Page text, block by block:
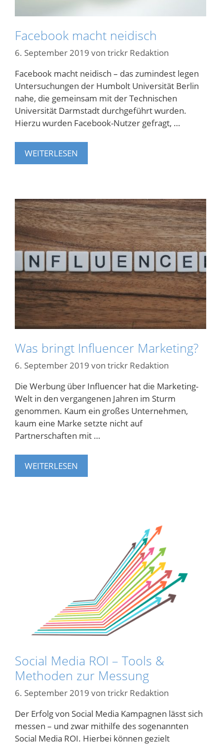
Facebook macht neidisch
6. September 2019 von trickr Redaktion
Facebook macht neidisch – das zumindest legen
Untersuchungen der Humbolt Universität Berlin
nahe, die gemeinsam mit der Technischen
Universität Darmstadt durchgeführt wurden.
Hierzu wurden Facebook-Nutzer gefragt, …
WEITERLESEN
Was bringt Influencer Marketing?
6. September 2019 von trickr Redaktion
Die Werbung über Influencer hat die Marketing-
Welt in den vergangenen Jahren im Sturm
genommen. Kaum ein großes Unternehmen,
kaum eine Marke setzte nicht auf
Partnerschaften mit …
WEITERLESEN
Social Media ROI – Tools &
Methoden zur Messung
6. September 2019 von trickr Redaktion
Der Erfolg von Social Media Kampagnen lässt sich
messen – und zwar mithilfe des sogenannten
Social Media ROI. Hierbei können gezielt